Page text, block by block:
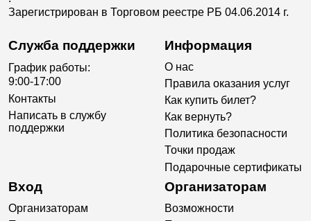
Зарегистрирован в Торговом реестре РБ 04.06.2014 г.
Служба поддержки
График работы:
9:00-17:00
Контакты
Написать в службу
поддержки
Информация
О нас
Правила оказания услуг
Как купить билет?
Как вернуть?
Политика безопасности
Точки продаж
Подарочные сертификаты
Вход
Организаторам
Организаторам
Возможности